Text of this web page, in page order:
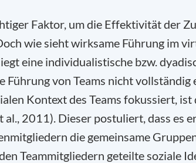
Faktor, um die Effektivität der
wie sieht wirksame Führung im
eine individualistische bzw.
Führung von Teams nicht
Kontext des Teams fokussiert,
al., 2011). Dieser postuliert, dass es
die gemeinsame
Teammitgliedern geteilte soziale